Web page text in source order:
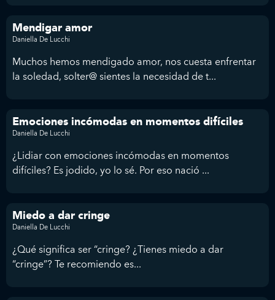
Mendigar amor
Daniella De Lucchi
Muchos hemos mendigado amor, nos cuesta enfrentar
la soledad, solter@ sientes la necesidad de t...
Emociones incómodas en momentos difíciles
Daniella De Lucchi
¿Lidiar con emociones incómodas en momentos
difíciles? Es jodido, yo lo sé. Por eso nació ...
Miedo a dar cringe
Daniella De Lucchi
¿Qué significa ser “cringe? ¿Tienes miedo a dar
“cringe”? Te recomiendo es...